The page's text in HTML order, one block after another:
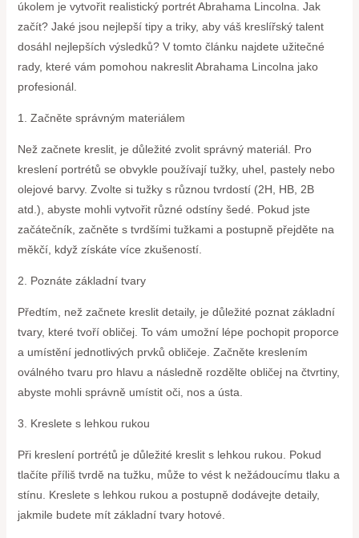
úkolem je vytvořit realistický portrét Abrahama Lincolna. Jak
začít? Jaké jsou nejlepší tipy a triky, aby váš kreslířský talent
dosáhl nejlepších výsledků? V tomto článku najdete užitečné
rady, které vám pomohou nakreslit Abrahama Lincolna jako
profesionál.
1. Začněte správným materiálem
Než začnete kreslit, je důležité zvolit správný materiál. Pro
kreslení portrétů se obvykle používají tužky, uhel, pastely nebo
olejové barvy. Zvolte si tužky s různou tvrdostí (2H, HB, 2B
atd.), abyste mohli vytvořit různé odstíny šedé. Pokud jste
začátečník, začněte s tvrdšími tužkami a postupně přejděte na
měkčí, když získáte více zkušeností.
2. Poznáte základní tvary
Předtím, než začnete kreslit detaily, je důležité poznat základní
tvary, které tvoří obličej. To vám umožní lépe pochopit proporce
a umístění jednotlivých prvků obličeje. Začněte kreslením
oválného tvaru pro hlavu a následně rozdělte obličej na čtvrtiny,
abyste mohli správně umístit oči, nos a ústa.
3. Kreslete s lehkou rukou
Při kreslení portrétů je důležité kreslit s lehkou rukou. Pokud
tlačíte příliš tvrdě na tužku, může to vést k nežádoucímu tlaku a
stínu. Kreslete s lehkou rukou a postupně dodávejte detaily,
jakmile budete mít základní tvary hotové.